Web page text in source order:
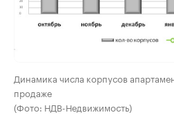
Динамика числа корпусов
продаже
(Фото: НДВ-Недвижимость)